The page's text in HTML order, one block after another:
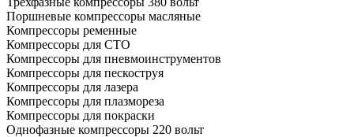
Поршневые компрессоры масляные
Компрессоры ременные
Компрессоры для СТО
Компрессоры для пневмоинструментов
Компрессоры для пескоструя
Компрессоры для лазера
Компрессоры для плазмореза
Компрессоры для покраски
Однофазные компрессоры 220 вольт